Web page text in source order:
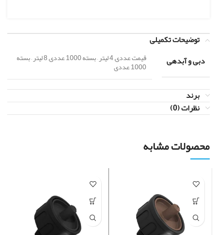
توضیحات تکمیلی
دبی و آبدهی
قیمت عددی, 4 لیتر – بسته 1000 عددی, 8 لیتر – بسته
1000 عددی
برند
نظرات (0)
محصولات مشابه